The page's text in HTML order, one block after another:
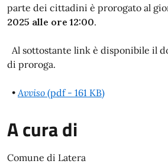
parte dei cittadini è prorogato al
2025 alle ore 12:00.
Al sottostante link è disponibile il
di proroga.
•Avviso (pdf - 161 KB)
A cura di
Comune di Latera